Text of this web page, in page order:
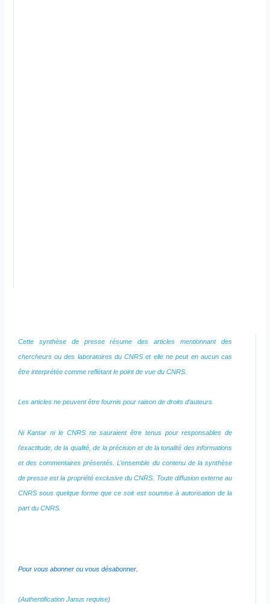
Cette synthèse de presse résume des articles mentionnant des
chercheurs ou des laboratoires du CNRS et elle ne peut en aucun cas
être interprétée comme reflétant le point de vue du CNRS.
Les articles ne peuvent être fournis pour raison de droits d’auteurs.
Ni Kantar ni le CNRS ne sauraient être tenus pour responsables de
l’exactitude, de la qualité, de la précision et de la tonalité des informations
et des commentaires présentés. L’ensemble du contenu de la synthèse
de presse est la propriété exclusive du CNRS. Toute diffusion externe au
CNRS sous quelque forme que ce soit est soumise à autorisation de la
part du CNRS.
Pour vous abonner ou vous désabonner.
(Authentification Janus requise)